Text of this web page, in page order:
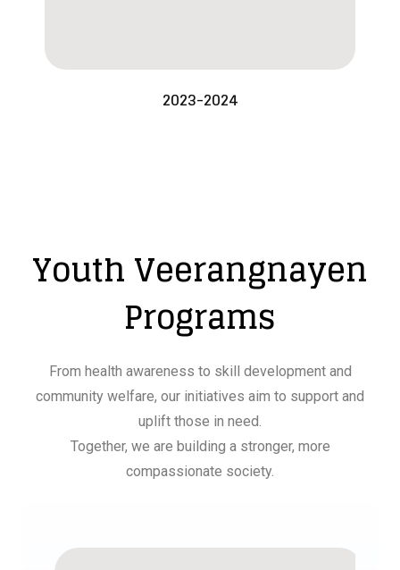
2023-2024
Youth Veerangnayen
Programs
From health awareness to skill development and
community welfare, our initiatives aim to support and
uplift those in need.
Together, we are building a stronger, more
compassionate society.